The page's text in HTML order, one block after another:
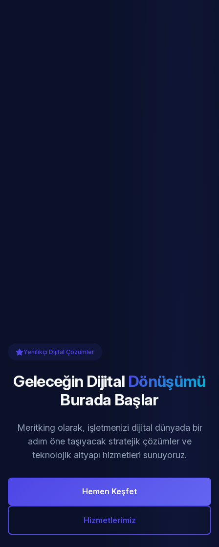
Yenilikçi Dijital Çözümler
Geleceğin Dijital Dönüşümü
Burada Başlar
Meritking olarak, işletmenizi dijital dünyada bir
adım öne taşıyacak stratejik çözümler ve
teknolojik altyapı hizmetleri sunuyoruz.
Hemen Keşfet
Hizmetlerimiz